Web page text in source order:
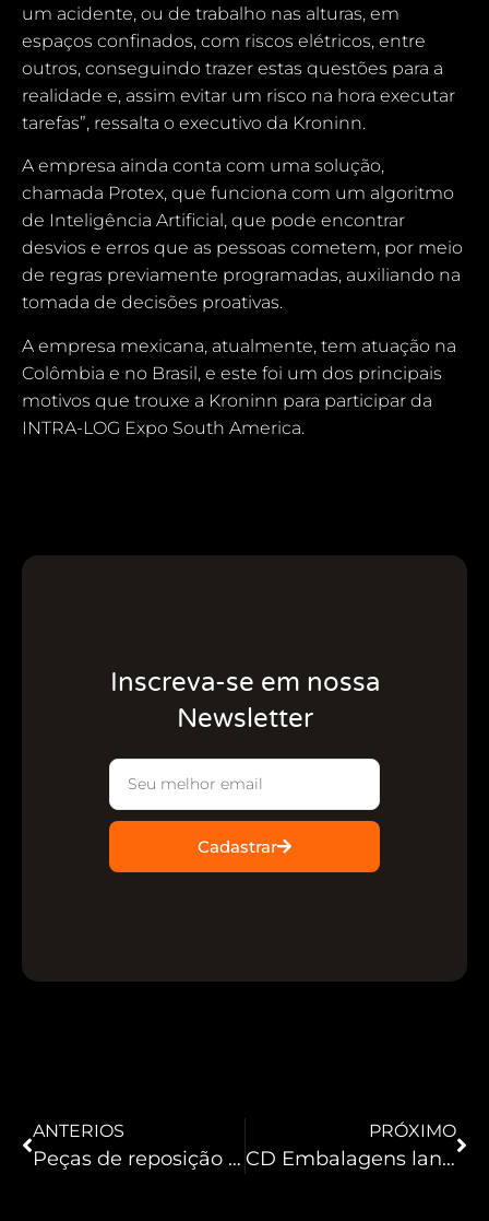
um acidente, ou de trabalho nas alturas, em
espaços confinados, com riscos elétricos, entre
outros, conseguindo trazer estas questões para a
realidade e, assim evitar um risco na hora executar
tarefas”, ressalta o executivo da Kroninn.
A empresa ainda conta com uma solução,
chamada Protex, que funciona com um algoritmo
de Inteligência Artificial, que pode encontrar
desvios e erros que as pessoas cometem, por meio
de regras previamente programadas, auxiliando na
tomada de decisões proativas.
A empresa mexicana, atualmente, tem atuação na
Colômbia e no Brasil, e este foi um dos principais
motivos que trouxe a Kroninn para participar da
INTRA-LOG Expo South America.
Inscreva-se em nossa
Newsletter
Cadastrar
ANTERIOS
Peças de reposição ganham destaque na intralogística
PRÓXIMO
CD Embalagens lança arqueadora na INTRA-LOG Expo